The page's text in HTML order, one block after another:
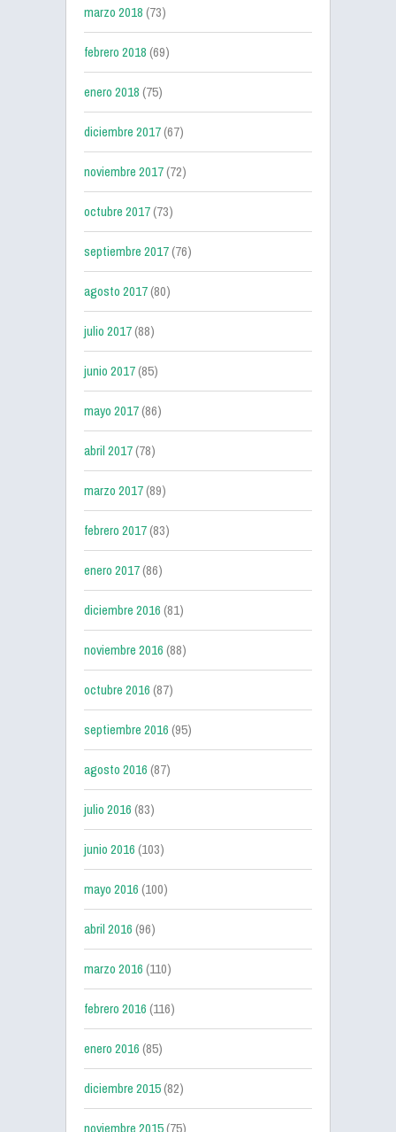
marzo 2018(73)
febrero 2018(69)
enero 2018(75)
diciembre 2017(67)
noviembre 2017(72)
octubre 2017(73)
septiembre 2017(76)
agosto 2017(80)
julio 2017(88)
junio 2017(85)
mayo 2017(86)
abril 2017(78)
marzo 2017(89)
febrero 2017(83)
enero 2017(86)
diciembre 2016(81)
noviembre 2016(88)
octubre 2016(87)
septiembre 2016(95)
agosto 2016(87)
julio 2016(83)
junio 2016(103)
mayo 2016(100)
abril 2016(96)
marzo 2016(110)
febrero 2016(116)
enero 2016(85)
diciembre 2015(82)
noviembre 2015(75)